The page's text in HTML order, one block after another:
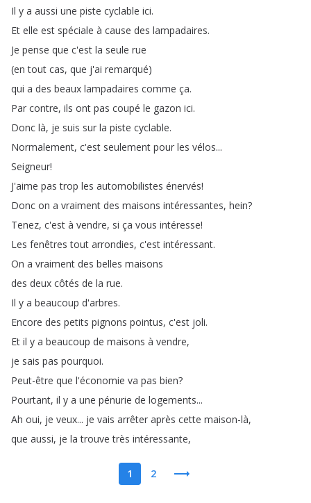
Il y a aussi une piste cyclable ici.
Et elle est spéciale à cause des lampadaires.
Je pense que c'est la seule rue
(en tout cas, que j'ai remarqué)
qui a des beaux lampadaires comme ça.
Par contre, ils ont pas coupé le gazon ici.
Donc là, je suis sur la piste cyclable.
Normalement, c'est seulement pour les vélos...
Seigneur!
J'aime pas trop les automobilistes énervés!
Donc on a vraiment des maisons intéressantes, hein?
Tenez, c'est à vendre, si ça vous intéresse!
Les fenêtres tout arrondies, c'est intéressant.
On a vraiment des belles maisons
des deux côtés de la rue.
Il y a beaucoup d'arbres.
Encore des petits pignons pointus, c'est joli.
Et il y a beaucoup de maisons à vendre,
je sais pas pourquoi.
Peut-être que l'économie va pas bien?
Pourtant, il y a une pénurie de logements...
Ah oui, je veux... je vais arrêter après cette maison-là,
que aussi, je la trouve très intéressante,
1 2